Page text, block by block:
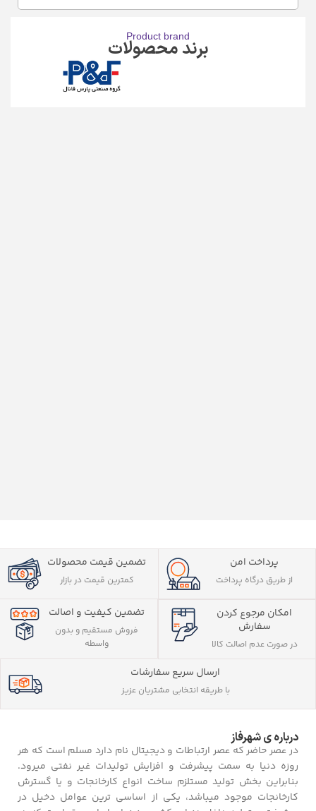
Product brand
برند محصولات
پرداخت امن
از طریق درگاه پرداخت
تضمین قیمت محصولات
کمترین قیمت در بازار
امکان مرجوع کردن
سفارش
در صورت عدم اصالت کالا
تضمین کیفیت و اصالت
فروش مستقیم و بدون
واسطه
ارسال سریع سفارشات
با طریقه انتخابی مشتریان عزیز
درباره ی شهرفاز
در عصر حاضر که عصر ارتباطات و دیجیتال نام دارد مسلم است که هر
روزه دنیا به سمت پیشرفت و افزایش تولیدات غیر نفتی میرود.
بنابراین بخش تولید مستلزم ساخت انواع کارخانجات و یا گسترش
کارخانجات موجود میباشد، یکی از اساسی ترین عوامل دخیل در